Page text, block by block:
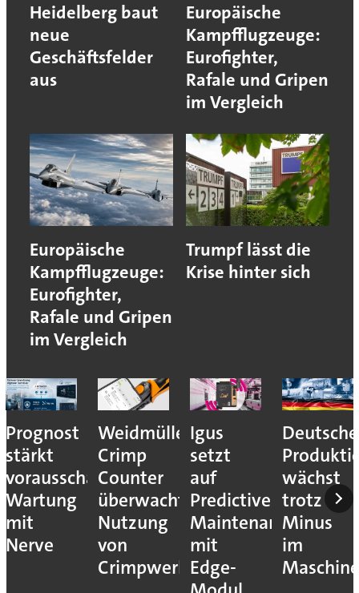
Heidelberg baut
neue
Geschäftsfelder
aus
Europäische
Kampfflugzeuge:
Eurofighter,
Rafale und Gripen
im Vergleich
Europäische
Kampfflugzeuge:
Eurofighter,
Rafale und Gripen
im Vergleich
Trumpf lässt die
Krise hinter sich
Prognost
stärkt
vorausschauende
Wartung
mit
Nerve
Weidmüller:
Crimp
Counter
überwacht
Nutzung
von
Crimpwerkzeugen
Igus
setzt
auf
Predictive
Maintenance
mit
Edge-
Deutsche
wächst
trotz
Minus
im